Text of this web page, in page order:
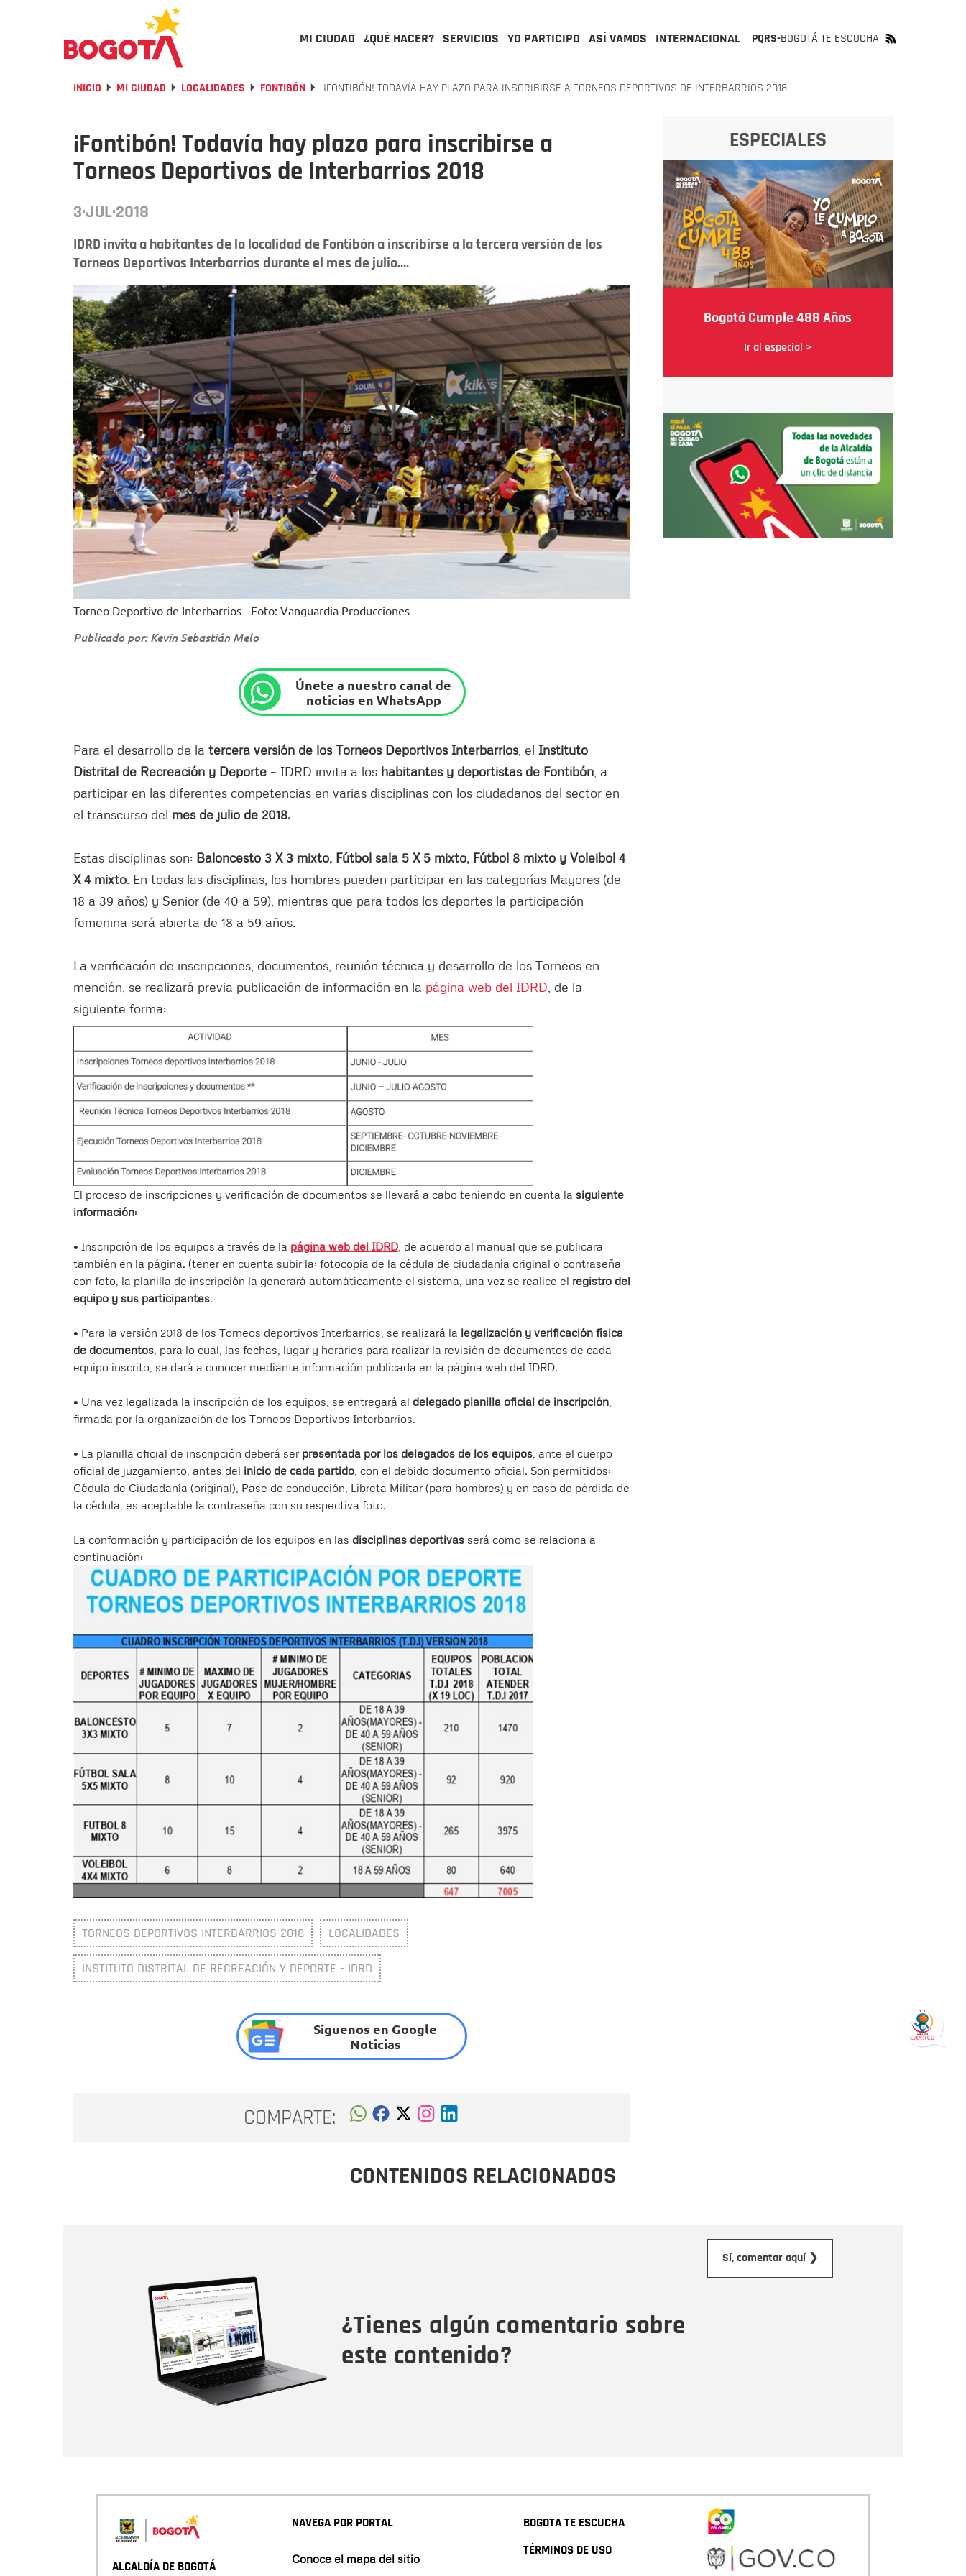
MI CIUDAD ¿QUÉ HACER? SERVICIOS YO PARTICIPO ASÍ VAMOS INTERNACIONAL PQRS-BOGOTÁ TE ESCUCHA
INICIO MI CIUDAD LOCALIDADES FONTIBÓN ¡FONTIBÓN! TODAVÍA HAY PLAZO PARA INSCRIBIRSE A TORNEOS DEPORTIVOS DE INTERBARRIOS 2018
¡Fontibón! Todavía hay plazo para inscribirse a
Torneos Deportivos de Interbarrios 2018
3·JUL·2018
IDRD invita a habitantes de la localidad de Fontibón a inscribirse a la tercera versión de los
Torneos Deportivos Interbarrios durante el mes de julio....
Torneo Deportivo de Interbarrios - Foto: Vanguardia Producciones
Publicado por: Kevin Sebastián Melo
Únete a nuestro canal de
noticias en WhatsApp
Para el desarrollo de la tercera versión de los Torneos Deportivos Interbarrios, el Instituto
Distrital de Recreación y Deporte – IDRD invita a los habitantes y deportistas de Fontibón , a
participar en las diferentes competencias en varias disciplinas con los ciudadanos del sector en
el transcurso del mes de julio de 2018.
Estas disciplinas son: Baloncesto 3 X 3 mixto, Fútbol sala 5 X 5 mixto, Fútbol 8 mixto y Voleibol 4
X 4 mixto. En todas las disciplinas, los hombres pueden participar en las categorías Mayores (de
18 a 39 años) y Senior (de 40 a 59), mientras que para todos los deportes la participación
femenina será abierta de 18 a 59 años.
La verificación de inscripciones, documentos, reunión técnica y desarrollo de los Torneos en
mención, se realizará previa publicación de información en la página web del IDRD , de la
siguiente forma:
El proceso de inscripciones y verificación de documentos se llevará a cabo teniendo en cuenta la siguiente
información:
• Inscripción de los equipos a través de la página web del IDRD, de acuerdo al manual que se publicara
también en la página. (tener en cuenta subir la: fotocopia de la cédula de ciudadanía original o contraseña
con foto, la planilla de inscripción la generará automáticamente el sistema, una vez se realice el registro del
equipo y sus participantes.
• Para la versión 2018 de los Torneos deportivos Interbarrios, se realizará la legalización y verificación física
de documentos, para lo cual, las fechas, lugar y horarios para realizar la revisión de documentos de cada
equipo inscrito, se dará a conocer mediante información publicada en la página web del IDRD.
• Una vez legalizada la inscripción de los equipos, se entregará al delegado planilla oficial de inscripción,
firmada por la organización de los Torneos Deportivos Interbarrios.
• La planilla oficial de inscripción deberá ser presentada por los delegados de los equipos, ante el cuerpo
oficial de juzgamiento, antes del inicio de cada partido, con el debido documento oficial. Son permitidos:
Cédula de Ciudadanía (original), Pase de conducción, Libreta Militar (para hombres) y en caso de pérdida de
la cédula, es aceptable la contraseña con su respectiva foto.
La conformación y participación de los equipos en las disciplinas deportivas será como se relaciona a
continuación:
TORNEOS DEPORTIVOS INTERBARRIOS 2018 LOCALIDADES
INSTITUTO DISTRITAL DE RECREACIÓN Y DEPORTE - IDRD
Síguenos en Google
Noticias
COMPARTE:
ESPECIALES
Bogotá Cumple 488 Años
Ir al especial >
CONTENIDOS RELACIONADOS
¿Tienes algún comentario sobre
este contenido?
Sí, comentar aquí ❯
ALCALDÍA DE BOGOTÁ
NAVEGA POR PORTAL
Conoce el mapa del sitio
BOGOTA TE ESCUCHA
TÉRMINOS DE USO